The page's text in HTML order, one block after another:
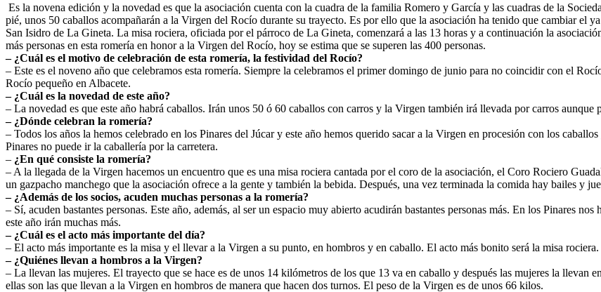
Es la novena edición y la novedad es que la asociación cuenta con la cuadra de la familia Romero y García y las cuadras de la
pié, unos 50 caballos acompañarán a la Virgen del Rocío durante su trayecto. Es por ello que la asociación ha tenido que cambiar el
San Isidro de La Gineta. La misa rociera, oficiada por el párroco de La Gineta, comenzará a las 13 horas y a continuación la
más personas en esta romería en honor a la Virgen del Rocío, hoy se estima que se superen las 400 personas.
– ¿Cuál es el motivo de celebración de esta romería, la festividad del Rocío?
– Este es el noveno año que celebramos esta romería. Siempre la celebramos el primer domingo de junio para no coincidir con el
Rocío pequeño en Albacete.
– ¿Cuál es la novedad de este año?
– La novedad es que este año habrá caballos. Irán unos 50 ó 60 caballos con carros y la Virgen también irá llevada por carros aunque
– ¿Dónde celebran la romería?
– Todos los años la hemos celebrado en los Pinares del Júcar y este año hemos querido sacar a la Virgen en procesión con los
Pinares no puede ir la caballería por la carretera.
– ¿En qué consiste la romería?
– A la llegada de la Virgen hacemos un encuentro que es una misa rociera cantada por el coro de la asociación, el Coro Rociero
un gazpacho manchego que la asociación ofrece a la gente y también la bebida. Después, una vez terminada la comida hay bailes y
– ¿Además de los socios, acuden muchas personas a la romería?
– Sí, acuden bastantes personas. Este año, además, al ser un espacio muy abierto acudirán bastantes personas más. En los Pinares
este año irán muchas más.
– ¿Cuál es el acto más importante del día?
– El acto más importante es la misa y el llevar a la Virgen a su punto, en hombros y en caballo. El acto más bonito será la misa rociera.
– ¿Quiénes llevan a hombros a la Virgen?
– La llevan las mujeres. El trayecto que se hace es de unos 14 kilómetros de los que 13 va en caballo y después las mujeres la
ellas son las que llevan a la Virgen en hombros de manera que hacen dos turnos. El peso de la Virgen es de unos 66 kilos.